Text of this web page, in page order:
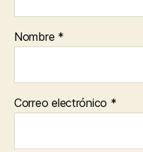
Nombre *
Correo electrónico *